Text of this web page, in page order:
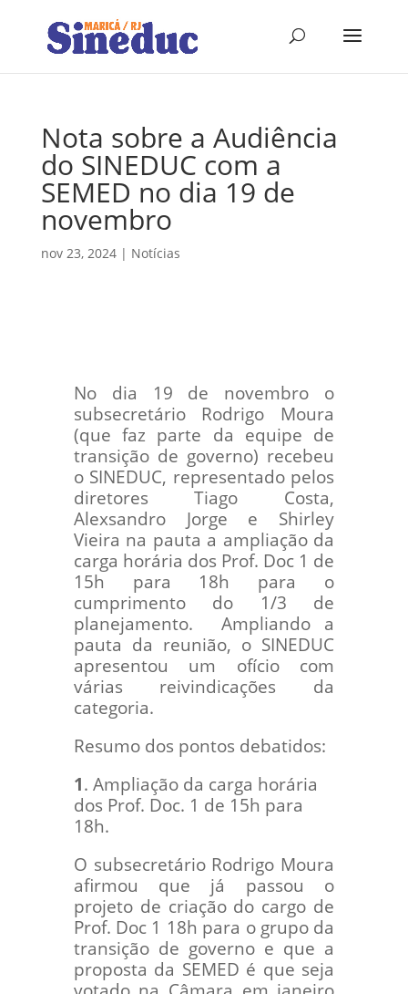
Nota sobre a Audiência
do SINEDUC com a
SEMED no dia 19 de
novembro
nov 23, 2024| Notícias
No dia 19 de novembro o
subsecretário Rodrigo Moura
(que faz parte da equipe de
transição de governo) recebeu
o SINEDUC, representado pelos
diretores Tiago Costa,
Alexsandro Jorge e Shirley
Vieira na pauta a ampliação da
carga horária dos Prof. Doc 1 de
15h para 18h para o
cumprimento do 1/3 de
planejamento. Ampliando a
pauta da reunião, o SINEDUC
apresentou um ofício com
várias reivindicações da
categoria.
Resumo dos pontos debatidos:
1. Ampliação da carga horária
dos Prof. Doc. 1 de 15h para
18h.
O subsecretário Rodrigo Moura
afirmou que já passou o
projeto de criação do cargo de
Prof. Doc 1 18h para o grupo da
transição de governo e que a
proposta da SEMED é que seja